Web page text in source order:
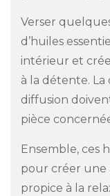
Verser
d’huiles
intérieur et
à la détente. La
diffusion
pièce
Ensemble, ces
pour créer une
propice à la